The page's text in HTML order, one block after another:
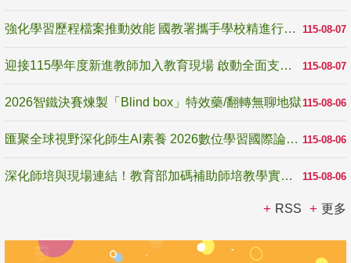
115-08-07
強化學習歷程檔案推動效能 國教署攜手學校精進行政與教學支持
115-08-07
迎接115學年度新進教師加入教育現場 啟動全面支持陪伴
115-08-06
2026智鐵決賽煉製「Blind box」特效藥/翻轉無聊地獄
115-08-06
匯聚全球視野深化師生AI素養 2026數位學習國際論壇高雄登場
115-08-06
深化師培與現場連結！教育部加碼補助師培教學實踐研究 10月師培國際研討會交流教學實踐經驗
RSS 更多